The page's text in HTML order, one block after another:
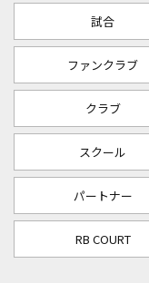
試合
ファンクラブ
クラブ
スクール
パートナー
RB COURT